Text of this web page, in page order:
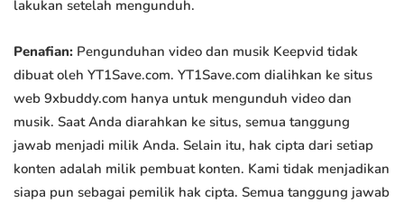
lakukan setelah mengunduh.
Penafian: Pengunduhan video dan musik Keepvid tidak
dibuat oleh YT1Save.com. YT1Save.com dialihkan ke situs
web 9xbuddy.com hanya untuk mengunduh video dan
musik. Saat Anda diarahkan ke situs, semua tanggung
jawab menjadi milik Anda. Selain itu, hak cipta dari setiap
konten adalah milik pembuat konten. Kami tidak menjadikan
siapa pun sebagai pemilik hak cipta. Semua tanggung jawab